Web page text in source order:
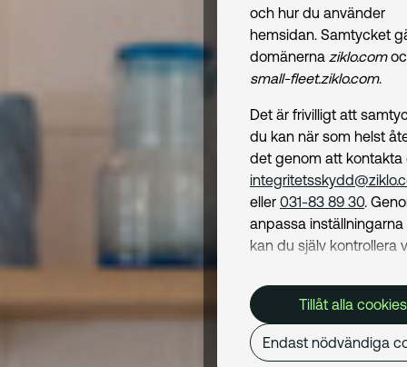
och hur du använder
hemsidan. Samtycket
domänerna ziklo.com
small-fleet.ziklo.com.
Det är frivilligt att
du kan när som helst
det genom att kontakta
eller 031-83 89 30.
anpassa
kan du själv kontrollera
Cookiepolicykan du
om hur vi använder
och hur du kan undvika
Mer om behandling av
Tillåt alla cookies
Endast nödvändiga